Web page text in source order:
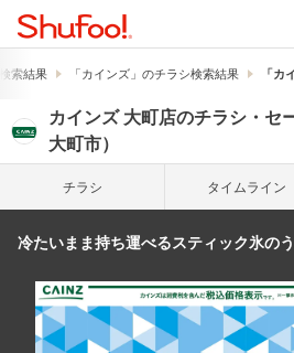
索結果 「カインズ」のチラシ検索結果 「カ
カインズ 大町店のチラシ・セ
大町市）
チラシ タイム ライン
冷たいまま持ち運べるスティック氷のう